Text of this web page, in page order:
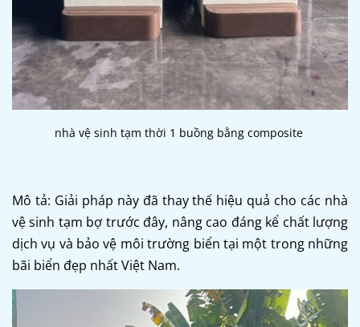
nhà vệ sinh tạm thời 1 buồng bằng composite
Mô tả: Giải pháp này đã thay thế hiệu quả cho các nhà
vệ sinh tạm bợ trước đây, nâng cao đáng kể chất lượng
dịch vụ và bảo vệ môi trường biển tại một trong những
bãi biển đẹp nhất Việt Nam.